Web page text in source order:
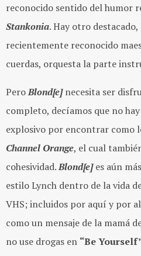
reconocido sentido del humor
Stankonia. Hay otro destacado,
recientemente reconocido
cuerdas, orquesta la parte
PeroBlond[e] necesita ser
completo, decíamos que no
explosivo por encontrar como
Channel Orange, el cual
cohesividad.Blond[e]es aún
estilo Lynch dentro de la vida
VHS; incluidos por aquí y por
como un mensaje de la mamá
no use drogas en “Be